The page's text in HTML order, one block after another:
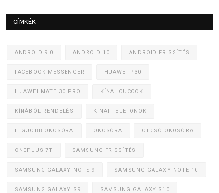
CÍMKÉK
ANDROID 9.0 ANDROID 10 ANDROID FRISSÍTÉS
FACEBOOK MESSENGER HUAWEI P30
HUAWEI MATE 30 PRO KÍNAI CUCCOK
KÍNÁBÓL RENDELÉS KÍNAI TELEFONOK
LEGJOBB OKOSÓRA OKOSÓRA OLCSÓ OKOSÓRA
ONEPLUS 7T SAMSUNG FRISSÍTÉS
SAMSUNG GALAXY NOTE 9 SAMSUNG GALAXY NOTE 10
SAMSUNG GALAXY S9 SAMSUNG GALAXY S10